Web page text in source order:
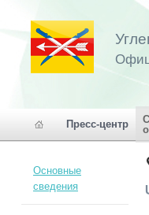
Пресс-центр
Основные
сведения